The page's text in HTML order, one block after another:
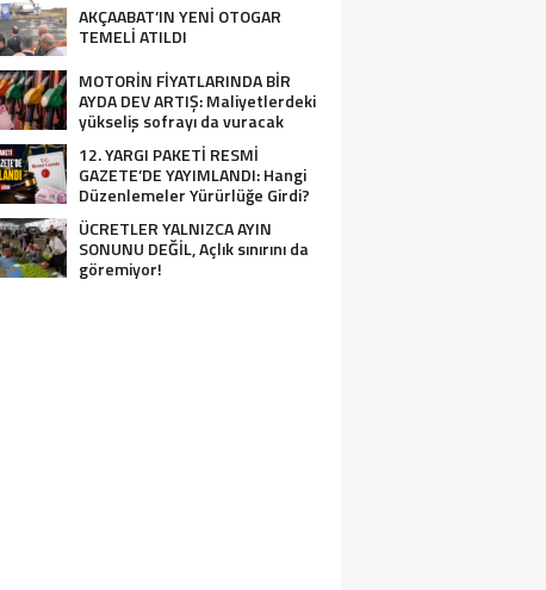
AKÇAABAT’IN YENİ OTOGAR
TEMELİ ATILDI
MOTORİN FİYATLARINDA BİR
AYDA DEV ARTIŞ: Maliyetlerdeki
yükseliş sofrayı da vuracak
12. YARGI PAKETİ RESMİ
GAZETE’DE YAYIMLANDI: Hangi
Düzenlemeler Yürürlüğe Girdi?
ÜCRETLER YALNIZCA AYIN
SONUNU DEĞİL, Açlık sınırını da
göremiyor!